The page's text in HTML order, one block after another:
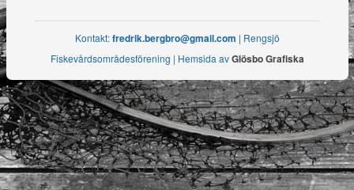
Kontakt:fredrik.bergbro@gmail.com | Rengsjö
Fiskevårdsområdesförening | Hemsida avGlösbo Grafiska